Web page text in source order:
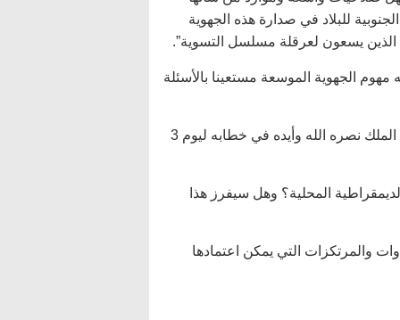
للبلاد في صدارة هذه الجهوية
الذين يسعون لعرقلة مسلسل التسوية”.
الجهوية الموسعة مستعينا بالأسئلة
أولا: ماهو تعريفكم لورش الجهوية الموسعة الذي نادى به جلالة الملك نصره الله وأيده في خطابه ليوم 3
المحلية؟ وهل سيفرز هذا
والمرتكزات التي يمكن اعتمادها